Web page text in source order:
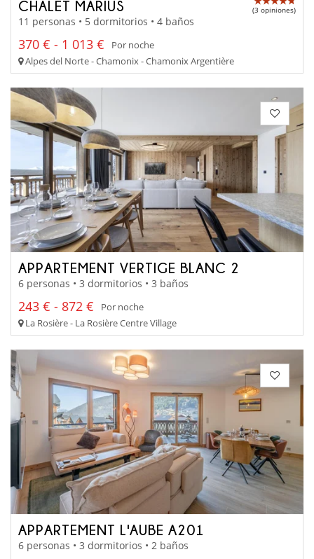
CHALET MARIUS (3 opiniones)
11 personas • 5 dormitorios • 4 baños
370 € - 1 013 €
Por noche
Alpes del Norte - Chamonix - Chamonix Argentière
APPARTEMENT VERTIGE BLANC 2
6 personas • 3 dormitorios • 3 baños
243 € - 872 €
Por noche
La Rosière - La Rosière Centre Village
APPARTEMENT L'AUBE A201
6 personas • 3 dormitorios • 2 baños